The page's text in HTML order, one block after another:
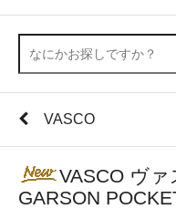
VASCO
VASCO ヴァ
GARSON